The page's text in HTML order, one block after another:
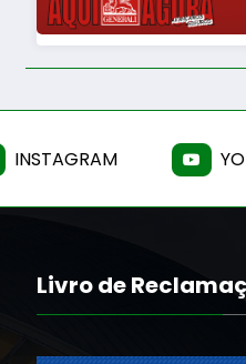
INSTAGRAM
Livro de